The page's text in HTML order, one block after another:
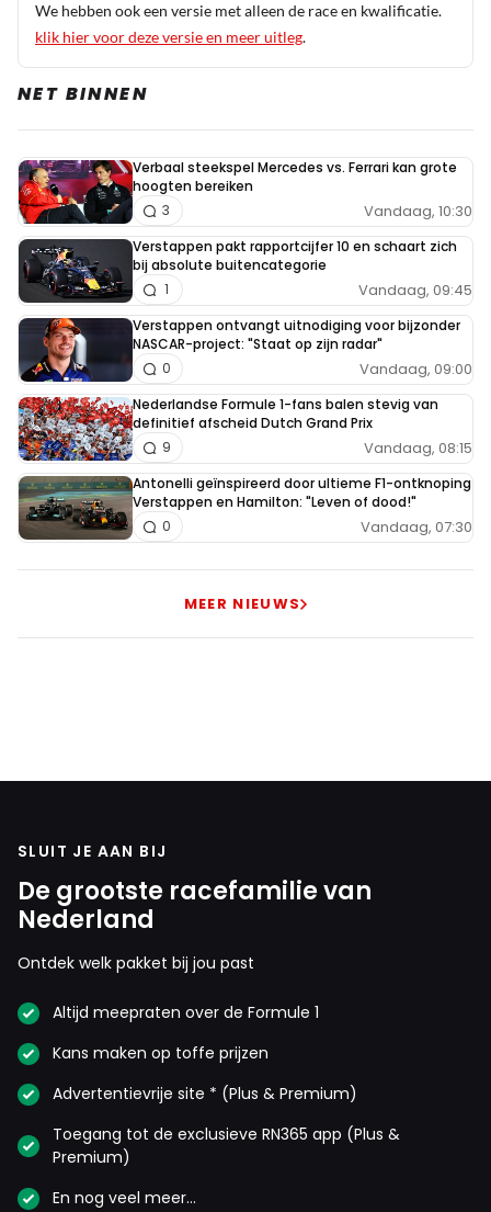
We hebben ook een versie met alleen de race en kwalificatie.
klik hier voor deze versie en meer uitleg.
NET BINNEN
Verbaal steekspel Mercedes vs. Ferrari kan grote
hoogten bereiken
Vandaag, 10:30
3
Verstappen pakt rapportcijfer 10 en schaart zich
bij absolute buitencategorie
Vandaag, 09:45
1
Verstappen ontvangt uitnodiging voor bijzonder
NASCAR-project: "Staat op zijn radar"
Vandaag, 09:00
0
Nederlandse Formule 1-fans balen stevig van
definitief afscheid Dutch Grand Prix
Vandaag, 08:15
9
Antonelli geïnspireerd door ultieme F1-ontknoping
Verstappen en Hamilton: "Leven of dood!"
Vandaag, 07:30
0
MEER NIEUWS
SLUIT JE AAN BIJ
De grootste racefamilie van
Nederland
Ontdek welk pakket bij jou past
Altijd meepraten over de Formule 1
Kans maken op toffe prijzen
Advertentievrije site * (Plus & Premium)
Toegang tot de exclusieve RN365 app (Plus &
Premium)
En nog veel meer…